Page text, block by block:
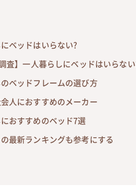
ベッドはいらない?
査】一人暮らしにベッドはいらな
ベッドフレームの選び方
人におすすめのメーカー
おすすめのベッド7選
最新ランキングも参考にする